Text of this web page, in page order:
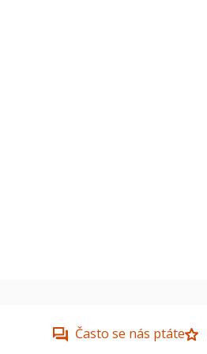
Často se nás ptáte